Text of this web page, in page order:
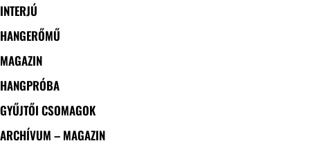
INTERJÚ
HANGERŐMŰ
MAGAZIN
HANGPRÓBA
GYŰJTŐI CSOMAGOK
ARCHÍVUM – MAGAZIN